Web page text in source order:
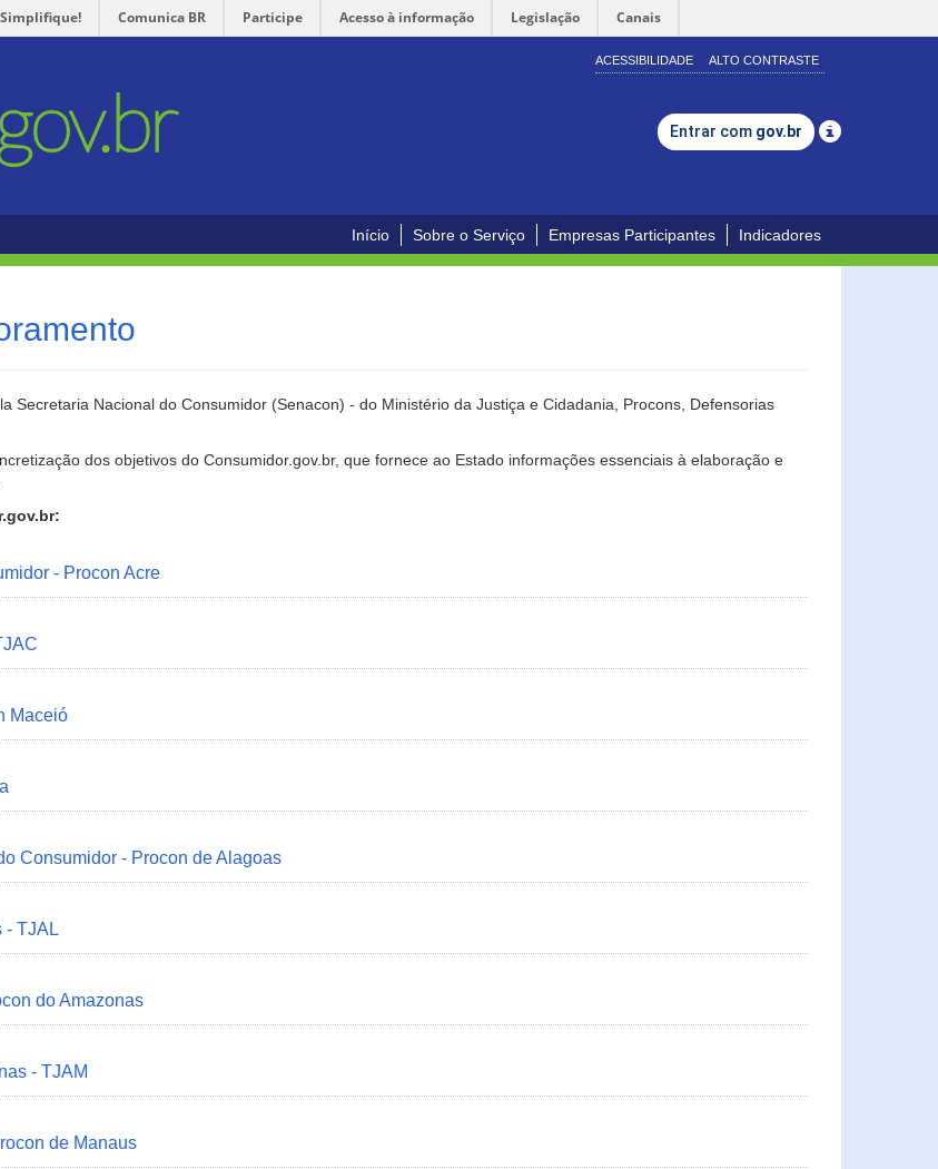
Simplifique! Comunica BR Participe Acesso à informação Legislação Canais
ACESSIBILIDADE ALTO CONTRASTE
Entrar com gov.br
Início Sobre o Serviço Empresas Participantes Indicadores
Secretaria Nacional do Consumidor (Senacon) - do Ministério da Justiça e Cidadania, Procons, Defensorias
dos objetivos do Consumidor.gov.br, que fornece ao Estado informações essenciais à elaboração e
- Procon Acre
Maceió
Consumidor - Procon de Alagoas
- TJAL
do Amazonas
- TJAM
de Manaus